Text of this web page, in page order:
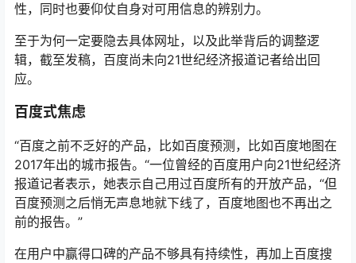
性，同时也要仰仗自身对可用信息的辨别力。
至于为何一定要隐去具体网址，以及此举背后的调整逻
辑，截至发稿，百度尚未向21世纪经济报道记者给出回
应。
百度式焦虑
“百度之前不乏好的产品，比如百度预测，比如百度地图在
2017年出的城市报告。“一位曾经的百度用户向21世纪经济
报道记者表示，她表示自己用过百度所有的开放产品，“但
百度预测之后悄无声息地就下线了，百度地图也不再出之
前的报告。”
在用户中赢得口碑的产品不够具有持续性，再加上百度搜